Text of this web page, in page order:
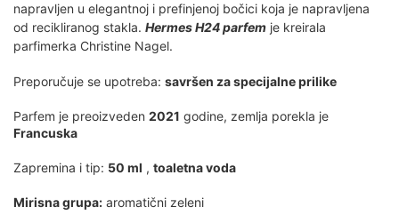
napravljen u elegantnoj i prefinjenoj bočici koja je napravljena
od recikliranog stakla. Hermes H24 parfem je kreirala
parfimerka Christine Nagel.
Preporučuje se upotreba: savršen za specijalne prilike
Parfem je preoizveden 2021 godine, zemlja porekla je
Francuska
Zapremina i tip: 50 ml , toaletna voda
Mirisna grupa: aromatični zeleni